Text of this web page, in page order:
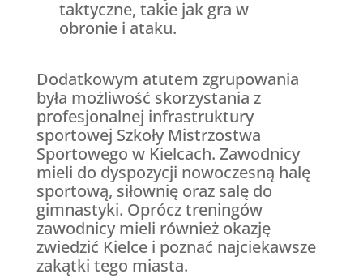
taktyczne, takie jak gra w
obronie i ataku.
Dodatkowym atutem zgrupowania
była możliwość skorzystania z
profesjonalnej infrastruktury
sportowej Szkoły Mistrzostwa
Sportowego w Kielcach. Zawodnicy
mieli do dyspozycji nowoczesną halę
sportową, siłownię oraz salę do
gimnastyki. Oprócz treningów
zawodnicy mieli również okazję
zwiedzić Kielce i poznać najciekawsze
zakątki tego miasta.